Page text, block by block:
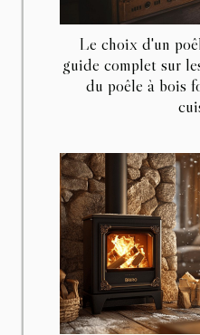
Le choix d'un
guide complet sur
du poêle à bois